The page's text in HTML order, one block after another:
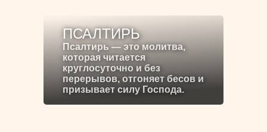
ПСАЛТИРЬ
Псалтирь — это молитва,
которая читается
круглосуточно и без
перерывов, отгоняет бесов и
призывает силу Господа.